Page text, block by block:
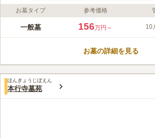
ライフドット編集部のコメント
正安寺は浄土宗の寺院で、信楽山涅槃院と
られています。 会食施設、法要施設完備し
口コミ評価
この霊園はまだ誰からも評価されていません。
お墓タイプ 参考価格
一般墓 156万円～
お墓の詳細を見る
ほんぎょうじぼえん
本行寺墓苑